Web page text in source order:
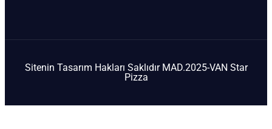
Sitenin Tasarım Hakları Saklıdır MAD.2025-VAN Star
Pizza